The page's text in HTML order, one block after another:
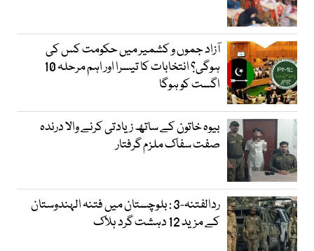
آزاد جموں و کشمیر میں حکومت کس کی
ہوگی؟ انتخابات کا تیسرا اور اہم مرحلہ 10
اگست کو ہوگا
بیوہ خاتون کے ساتھ زیادتی کرنے والا درندہ
صفت سفاک ملزم گرفتار
ردالفتنہ-3 : بلوچستان میں فتنہ الہندوستان
کے مزید 12 دہشت گرد ہلاک